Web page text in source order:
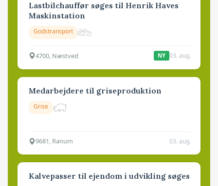
Lastbilchauffør søges til Henrik Haves
Maskinstation
Godstransport
4700, Næstved NY 03. aug.
Medarbejdere til griseproduktion
Grise
9681, Ranum 03. aug.
Kalvepasser til ejendom i udvikling søges